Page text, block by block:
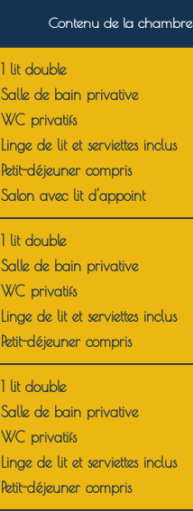
Contenu de la chambre
1 lit double
Salle de bain privative
WC privatifs
Linge de lit et serviettes inclus
Petit-déjeuner compris
Salon avec lit d'appoint
1 lit double
Salle de bain privative
WC privatifs
Linge de lit et serviettes inclus
Petit-déjeuner compris
1 lit double
Salle de bain privative
WC privatifs
Linge de lit et serviettes inclus
Petit-déjeuner compris